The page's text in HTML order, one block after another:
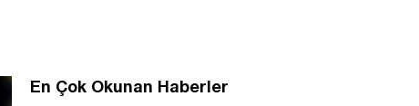
En Çok Okunan Haberler